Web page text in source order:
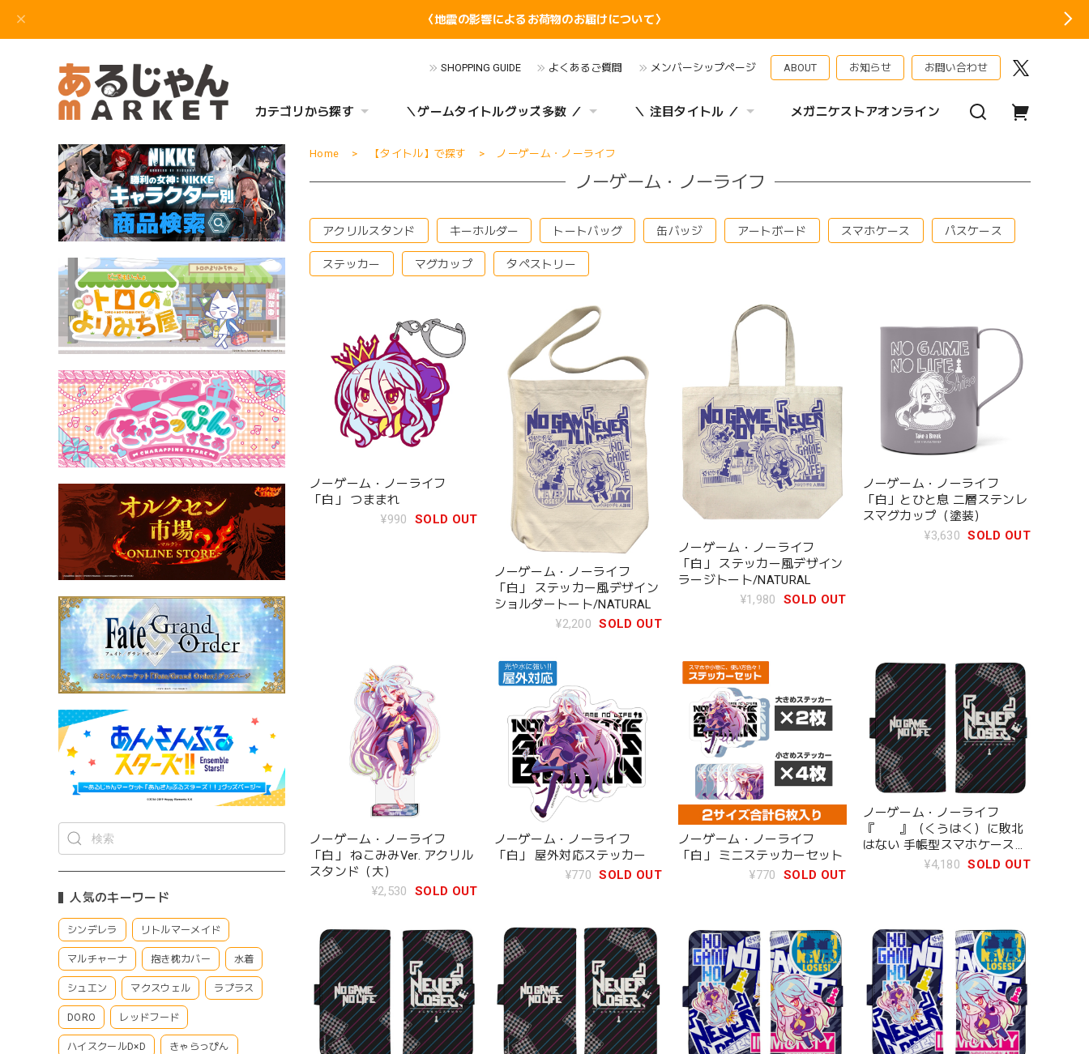
〈地震の影響によるお荷物のお届けについて〉
SHOPPING GUIDE よくあるご質問 メンバーシップページ ABOUT お知らせ お問い合わせ
カテゴリから探す ＼ゲームタイトルグッズ多数 ／ ＼ 注目タイトル ／ メガニケストアオンライン
人気のキーワード
シンデレラ リトルマーメイド
マルチャーナ 抱き枕カバー 水着
シュエン マクスウェル ラプラス
DORO レッドフード
ハイスクールD×D きゃらっぴん
Home 【タイトル】で探す ノーゲーム・ノーライフ
ノーゲーム・ノーライフ
アクリルスタンド キーホルダー トートバッグ 缶バッジ アートボード スマホケース パスケース
ステッカー マグカップ タペストリー
ノーゲーム・ノーライフ
「白」 つままれ
¥990
SOLD OUT
ノーゲーム・ノーライフ
「白」 ステッカー風デザイン
ショルダートート/NATURAL
¥2,200 SOLD OUT
ノーゲーム・ノーライフ
「白」 ステッカー風デザイン
ラージトート/NATURAL
¥1,980
SOLD OUT
ノーゲーム・ノーライフ
「白」とひと息 二層ステンレ
スマグカップ（塗装）
¥3,630 SOLD OUT
ノーゲーム・ノーライフ
「白」 ねこみみVer. アクリル
スタンド（大）
¥2,530
SOLD OUT
ノーゲーム・ノーライフ
「白」 屋外対応ステッカー
¥770 SOLD OUT
ノーゲーム・ノーライフ
「白」 ミニステッカーセット
¥770
SOLD OUT
ノーゲーム・ノーライフ
『 』（くうはく）に敗北
はない 手帳型スマホケース
¥4,180 SOLD OUT